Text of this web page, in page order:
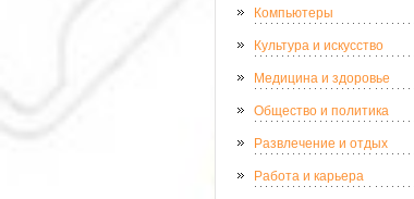
Компьютеры
Культура и искусство
Медицина и здоровье
Общество и политика
Развлечение и отдых
Работа и карьера